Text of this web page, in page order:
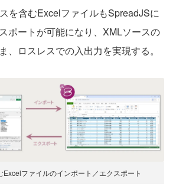
を含むExcelファイルもSpreadJSに
ポートが可能になり、XMLソースの
、ロスレスでの入出力を実現する。
Excelファイルのインポート／エクスポート